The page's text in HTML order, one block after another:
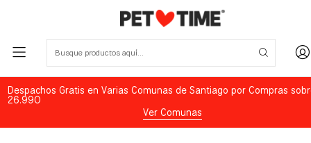
Despachos Gratis en Varias Comunas de Santiago por Compras
26.990
Ver Comunas